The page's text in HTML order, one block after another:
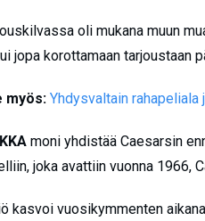
oli mukana muun
jopa korottamaan tarjoustaan
myös: Yhdysvaltain rahapeliala
moni yhdistää Caesarsin
joka avattiin vuonna 1966,
kasvoi vuosikymmenten